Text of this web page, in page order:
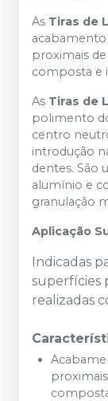
As Tiras de
proximais
composta e
As Tiras de
polimento
centro
introdução
dentes. São
alumínio e
granulação
Aplicação
Indicadas
superfícies
realizadas